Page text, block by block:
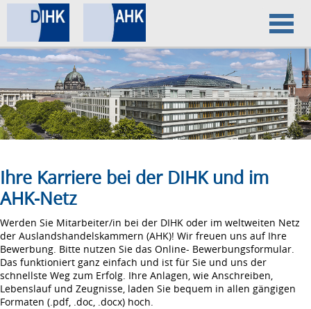
Home
Datenschutz
Impressum
Ihre Karriere bei der DIHK und im
AHK-Netz
Werden Sie Mitarbeiter/in bei der DIHK oder im weltweiten Netz
der Auslandshandelskammern (AHK)! Wir freuen uns auf Ihre
Bewerbung. Bitte nutzen Sie das Online- Bewerbungsformular.
Das funktioniert ganz einfach und ist für Sie und uns der
schnellste Weg zum Erfolg. Ihre Anlagen, wie Anschreiben,
Lebenslauf und Zeugnisse, laden Sie bequem in allen gängigen
Formaten (.pdf, .doc, .docx) hoch.